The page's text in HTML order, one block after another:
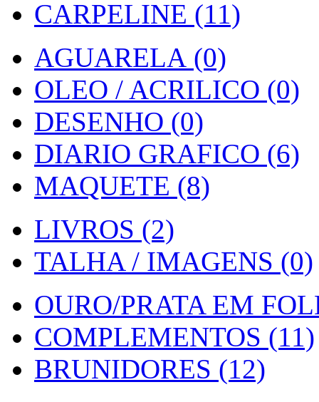
CARPELINE (11)
AGUARELA (0)
OLEO / ACRILICO (0)
DESENHO (0)
DIARIO GRAFICO (6)
MAQUETE (8)
LIVROS (2)
TALHA / IMAGENS (0)
OURO/PRATA EM
COMPLEMENTOS (11)
BRUNIDORES (12)